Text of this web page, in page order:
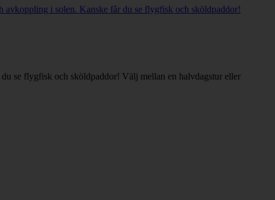
avkoppling i solen. Kanske får du se flygfisk och sköldpaddor!
se flygfisk och sköldpaddor! Välj mellan en halvdagstur eller